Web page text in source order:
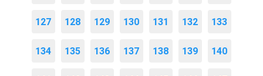
127 128 129 130 131 132 133
134 135 136 137 138 139 140